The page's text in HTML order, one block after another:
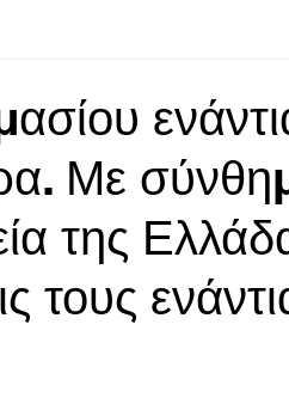
Με
της
τους